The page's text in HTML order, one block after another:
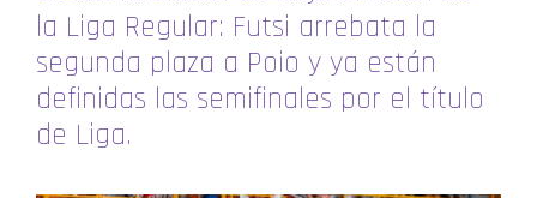
la Liga Regular: Futsi arrebata la
segunda plaza a Poio y ya están
definidas las semifinales por el título
de Liga.